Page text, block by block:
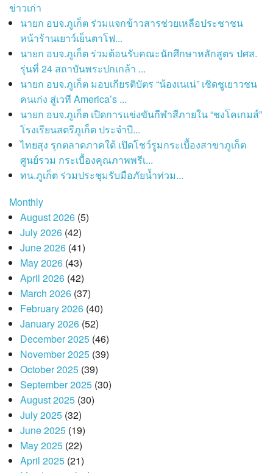
ข่าวเก่า
นายก อบจ.ภูเก็ต ร่วมแจกข้าวสารช่วยเหลือประชาชน
หน้าร้านเยาว์เย็นตาโฟ...
นายก อบจ.ภูเก็ต ร่วมต้อนรับคณะนักศึกษาหลักสูตร ปศส.
รุ่นที่ 24 สถาบันพระปกเกล้า ...
นายก อบจ.ภูเก็ต มอบเกียรติบัตร “น้องเนเน่” เชิดชูเยาวชน
คนเก่ง สู่เวที America’s ...
นายก อบจ.ภูเก็ต เปิดการแข่งขันกีฬาสีภายใน “ชงโคเกมส์”
โรงเรียนสตรีภูเก็ต ประจำปี...
ไทยสุง รุกตลาดภาคใต้ เปิดโชว์รูมกระเบื้องสาขาภูเก็ต
ศูนย์รวม กระเบื้องคุณภาพพรีเ...
ทน.ภูเก็ต ร่วมประชุมรับมือภัยน้ำท่วม...
Monthly
August 2026(5)
July 2026(42)
June 2026(41)
May 2026(43)
April 2026(42)
March 2026(37)
February 2026(40)
January 2026(52)
December 2025(46)
November 2025(39)
October 2025(39)
September 2025(30)
August 2025(30)
July 2025(32)
June 2025(19)
May 2025(22)
April 2025(21)